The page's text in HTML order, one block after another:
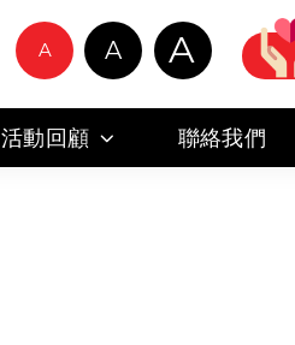
A A A
活動回顧 聯絡我們